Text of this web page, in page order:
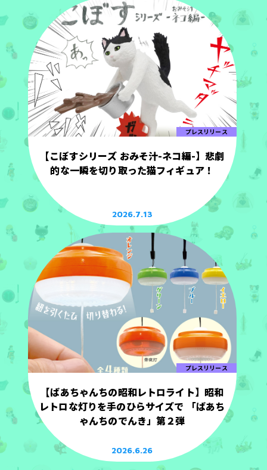
プレスリリース
【こぼすシリーズ おみそ汁-ネコ編-】悲劇
的な一瞬を切り取った猫フィギュア！
2026.7.13
プレスリリース
【ばあちゃんちの昭和レトロライト】昭和
レトロな灯りを手のひらサイズで 「ばあち
ゃんちのでんき」第２弾
2026.6.26